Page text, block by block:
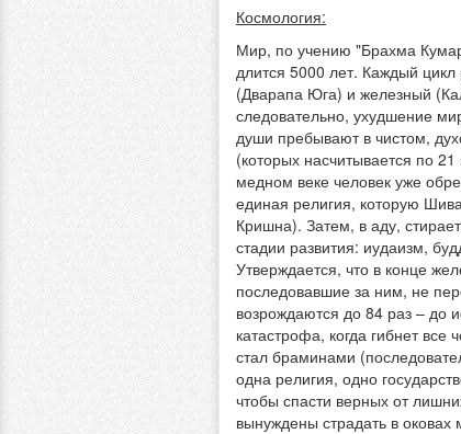
Космология:
Мир, по учению "Брахма
длится 5000 лет. Каждый
(Дварапа Юга) и железный
следовательно, ухудшение
души пребывают в чистом,
(которых насчитывается по
медном веке человек уже
единая религия, которую
Кришна). Затем, в аду,
стадии развития: иудаизм,
Утверждается, что в конце
последовавшие за ним, не
возрождаются до 84 раз – до
катастрофа, когда гибнет все
стал браминами
одна религия, одно
чтобы спасти верных от
вынуждены страдать в